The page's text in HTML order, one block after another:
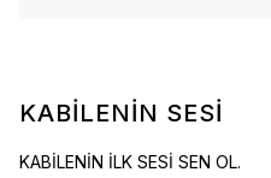
KABİLENİN SESİ
KABİLENİN İLK SESİ SEN OL.